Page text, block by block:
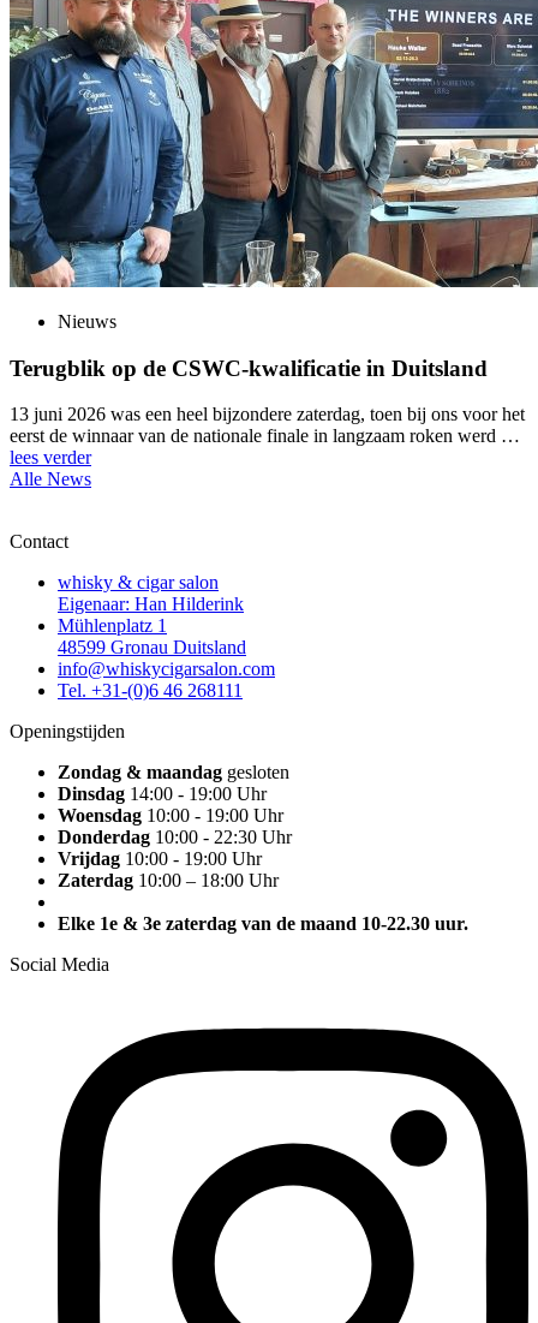
Nieuws
Terugblik op de CSWC-kwalificatie in Duitsland
13 juni 2026 was een heel bijzondere zaterdag, toen bij ons voor het
eerst de winnaar van de nationale finale in langzaam roken werd …
lees verder
Alle News
Contact
whisky & cigar salon
Eigenaar: Han Hilderink
Mühlenplatz 1
48599 Gronau Duitsland
info@whiskycigarsalon.com
Tel. +31-(0)6 46 268111
Openingstijden
Zondag & maandag gesloten
Dinsdag 14:00 - 19:00 Uhr
Woensdag 10:00 - 19:00 Uhr
Donderdag 10:00 - 22:30 Uhr
Vrijdag 10:00 - 19:00 Uhr
Zaterdag 10:00 – 18:00 Uhr
Elke 1e & 3e zaterdag van de maand 10-22.30 uur.
Social Media